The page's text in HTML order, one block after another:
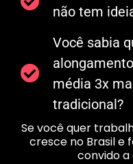
não tem
Você sabia
média 3x
tradicional?
Se você quer
cresce no Brasil e
convido